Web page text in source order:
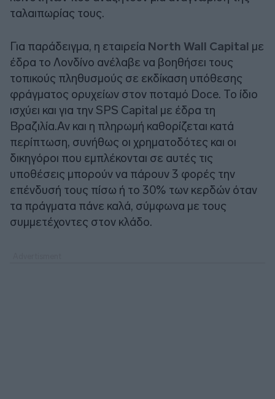
ταλαιπωρίας τους.
Για παράδειγμα, η εταιρεία North Wall Capital με
έδρα το Λονδίνο ανέλαβε να βοηθήσει τους
τοπικούς πληθυσμούς σε εκδίκαση υπόθεσης
φράγματος ορυχείων στον ποταμό Doce. Το ίδιο
ισχύει και για την SPS Capital με έδρα τη
Βραζιλία.Αν και η πληρωμή καθορίζεται κατά
περίπτωση, συνήθως οι χρηματοδότες και οι
δικηγόροι που εμπλέκονται σε αυτές τις
υποθέσεις μπορούν να πάρουν 3 φορές την
επένδυσή τους πίσω ή το 30% των κερδών όταν
τα πράγματα πάνε καλά, σύμφωνα με τους
συμμετέχοντες στον κλάδο.